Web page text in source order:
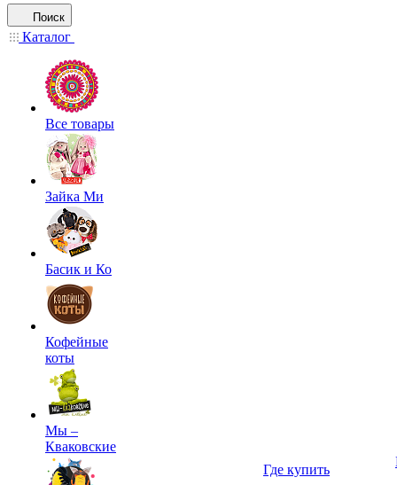
Поиск
Каталог
Все товары
Зайка Ми
Басик и Ко
Кофейные
коты
Мы –
Кваковские
Где купить